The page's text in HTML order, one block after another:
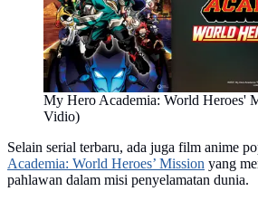
My Hero Academia: World Heroes'
Vidio)
Selain serial terbaru, ada juga film anime
Academia: World Heroes’ Mission yang
pahlawan dalam misi penyelamatan dunia.